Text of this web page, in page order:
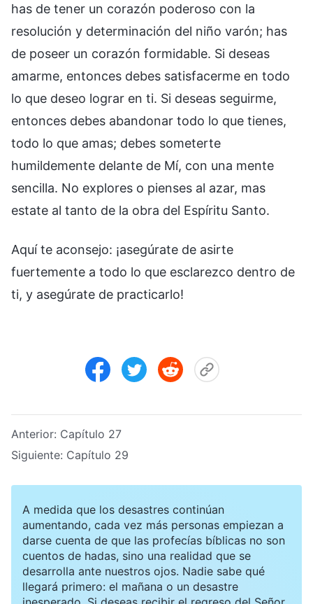
has de tener un corazón poderoso con la
resolución y determinación del niño varón; has
de poseer un corazón formidable. Si deseas
amarme, entonces debes satisfacerme en todo
lo que deseo lograr en ti. Si deseas seguirme,
entonces debes abandonar todo lo que tienes,
todo lo que amas; debes someterte
humildemente delante de Mí, con una mente
sencilla. No explores o pienses al azar, mas
estate al tanto de la obra del Espíritu Santo.
Aquí te aconsejo: ¡asegúrate de asirte
fuertemente a todo lo que esclarezco dentro de
ti, y asegúrate de practicarlo!
Anterior: Capítulo 27
Siguiente: Capítulo 29
A medida que los desastres continúan
aumentando, cada vez más personas empiezan a
darse cuenta de que las profecías bíblicas no son
cuentos de hadas, sino una realidad que se
desarrolla ante nuestros ojos. Nadie sabe qué
llegará primero: el mañana o un desastre